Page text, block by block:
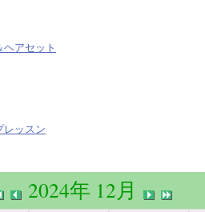
アセット
ッスン
2024年 12月